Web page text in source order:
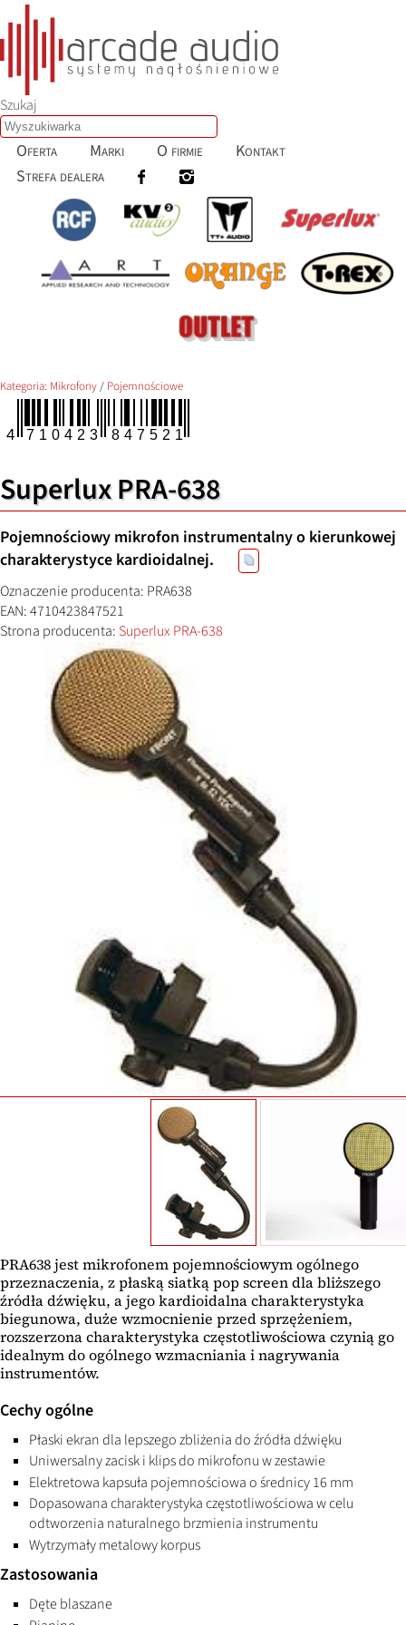
Szukaj
Oferta Marki O firmie
Kontakt
Strefa dealera
Kategoria: Mikrofony/ Pojemnościowe
Superlux PRA-638
Pojemnościowy mikrofon instrumentalny o kierunkowej
charakterystyce kardioidalnej.
Oznaczenie producenta: PRA638
EAN: 4710423847521
Strona producenta: Superlux PRA-638
PRA638 jest mikrofonem pojemnościowym ogólnego
przeznaczenia, z płaską siatką pop screen dla bliższego
źródła dźwięku, a jego kardioidalna charakterystyka
biegunowa, duże wzmocnienie przed sprzężeniem,
rozszerzona charakterystyka częstotliwościowa czynią go
idealnym do ogólnego wzmacniania i nagrywania
instrumentów.
Cechy ogólne
Płaski ekran dla lepszego zbliżenia do źródła dźwięku
Uniwersalny zacisk i klips do mikrofonu w zestawie
Elektretowa kapsuła pojemnościowa o średnicy 16 mm
Dopasowana charakterystyka częstotliwościowa w celu
odtworzenia naturalnego brzmienia instrumentu
Wytrzymały metalowy korpus
Zastosowania
Dęte blaszane